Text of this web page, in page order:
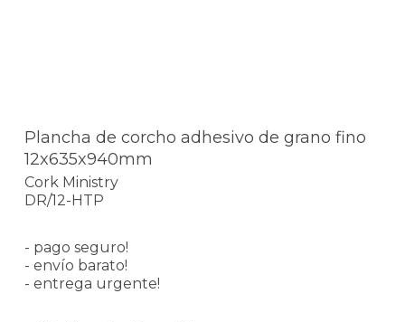
Plancha de corcho adhesivo de grano fino
12x635x940mm
Cork Ministry
DR/12-HTP
- pago seguro!
- envío barato!
- entrega urgente!